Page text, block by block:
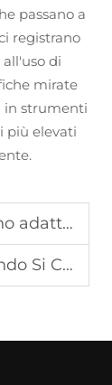
passano a
registrano
di
mirate
in strumenti
più elevati
transfrontalieri
di Borse in Juta